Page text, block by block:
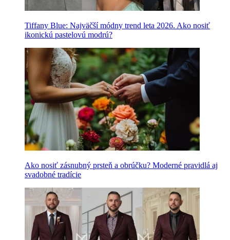
Tiffany Blue: Najväčší módny trend leta 2026. Ako nosiť
ikonickú pastelovú modrú?
Ako nosiť zásnubný prsteň a obrúčku? Moderné pravidlá aj
svadobné tradície